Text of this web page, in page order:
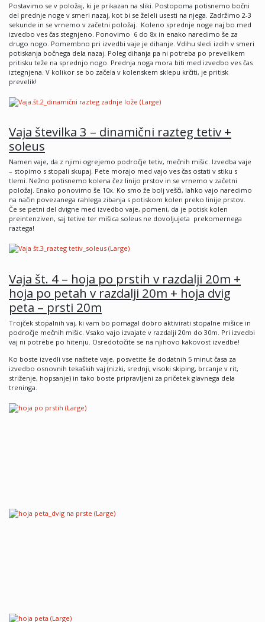
Postavimo se v položaj, ki je prikazan na sliki. Postopoma potisnemo bočni
del prednje noge v smeri nazaj, kot bi se želeli usesti na njega. Zadržimo 2-3
sekunde in se vrnemo v začetni položaj. Koleno sprednje noge naj bo med
izvedbo ves čas stegnjeno. Ponovimo 6 do 8x in enako naredimo še za
drugo nogo. Pomembno pri izvedbi vaje je dihanje. Vdihu sledi izdih v smeri
potiskanja bočnega dela nazaj. Poleg dihanja pa ni potreba po prevelikem
pritisku teže na sprednjo nogo. Prednja noga mora biti med izvedbo ves čas
iztegnjena. V kolikor se bo začela v kolenskem sklepu krčiti, je pritisk
prevelik!
Vaja številka 3 – dinamični razteg tetiv +
soleus
Namen vaje, da z njimi ogrejemo področje tetiv, mečnih mišic. Izvedba vaje
– stopimo s stopali skupaj. Pete morajo med vajo ves čas ostati v stiku s
tlemi. Nežno potisnemo kolena čez linijo prstov in se vrnemo v začetni
položaj. Enako ponovimo še 10x. Ko smo že bolj vešči, lahko vajo naredimo
na način povezanega rahlega zibanja s potiskom kolen preko linije prstov.
Če se petni del dvigne med izvedbo vaje, pomeni, da je potisk kolen
preintenziven, saj tetive ter mišica soleus ne dovoljujeta prekomernega
raztega!
Vaja št. 4 – hoja po prstih v razdalji 20m +
hoja po petah v razdalji 20m + hoja dvig
peta – prsti 20m
Trojček stopalnih vaj, ki vam bo pomagal dobro aktivirati stopalne mišice in
področje mečnih mišic. Vsako vajo izvajate v razdalji 20m do 30m. Pri izvedbi
vaj ni potrebe po hitenju. Osredotočite se na njihovo kakovost izvedbe!
Ko boste izvedli vse naštete vaje, posvetite še dodatnih 5 minut časa za
izvedbo osnovnih tekaških vaj (nizki, srednji, visoki skiping, brcanje v rit,
striženje, hopsanje) in tako boste pripravljeni za pričetek glavnega dela
treninga.